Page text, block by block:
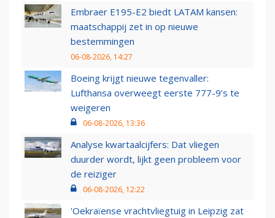
Embraer E195-E2 biedt LATAM kansen:
maatschappij zet in op nieuwe
bestemmingen
06-08-2026, 14:27
Boeing krijgt nieuwe tegenvaller:
Lufthansa overweegt eerste 777-9’s te
weigeren
06-08-2026, 13:36
Analyse kwartaalcijfers: Dat vliegen
duurder wordt, lijkt geen probleem voor
de reiziger
06-08-2026, 12:22
'Oekraïense vrachtvliegtuig in Leipzig zat